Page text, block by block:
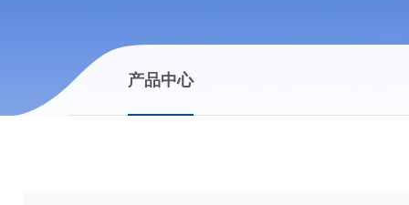
产品中心